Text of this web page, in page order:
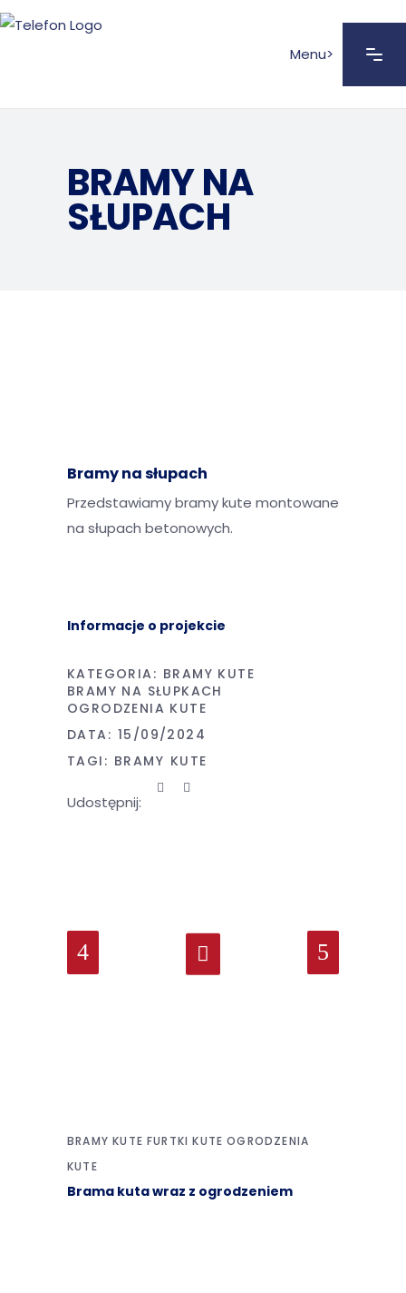
Menu>
BRAMY NA
SŁUPACH
Bramy na słupach
Przedstawiamy bramy kute montowane
na słupach betonowych.
Informacje o projekcie
KATEGORIA: BRAMY KUTE
BRAMY NA SŁUPKACH
OGRODZENIA KUTE
DATA: 15/09/2024
TAGI: BRAMY KUTE
Udostępnij:
BRAMY KUTE FURTKI KUTE OGRODZENIA
KUTE
Brama kuta wraz z ogrodzeniem